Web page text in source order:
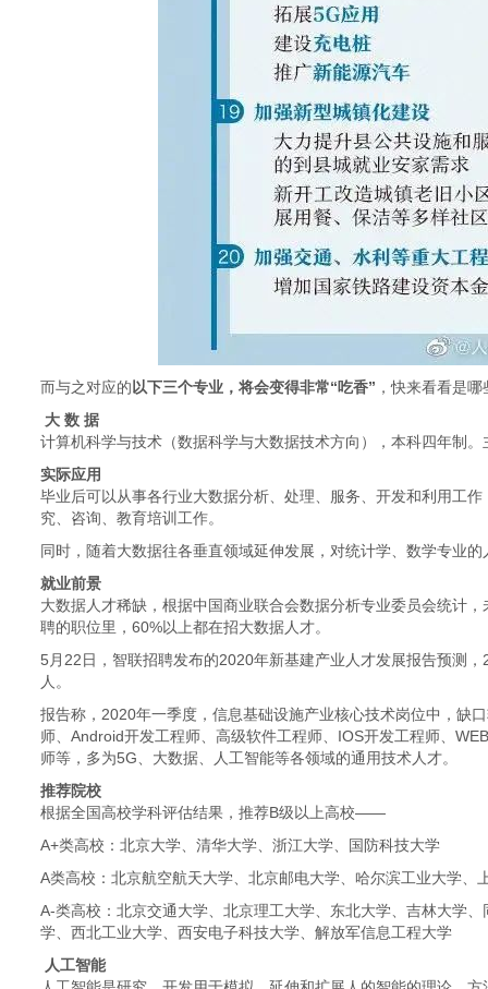
而与之对应的 以下三个专业，将会变得非常“吃香” ，快来看看是哪
大 数 据
计算机科学与技术（数据科学与大数据技术方向），本科四年制
实际应用
毕业后可以从事各行业大数据分析、处理、服务、开发和利用工
究、咨询、教育培训工作。
同时，随着大数据往各垂直领域延伸发展，对统计学、数学专业
就业前景
大数据人才稀缺，根据中国商业联合会数据分析专业委员会统计
聘的职位里，60%以上都在招大数据人才。
5月22日，智联招聘发布的2020年新基建产业人才发展报告预测
人。
报告称，2020年一季度，信息基础设施产业核心技术岗位中，缺
师、Android开发工程师、高级软件工程师、IOS开发工程师、
师等，多为5G、大数据、人工智能等各领域的通用技术人才。
推荐院校
根据全国高校学科评估结果，推荐B级以上高校——
A+类高校：北京大学、清华大学、浙江大学、国防科技大学
A类高校：北京航空航天大学、北京邮电大学、哈尔滨工业大学
A-类高校：北京交通大学、北京理工大学、东北大学、吉林大学
学、西北工业大学、西安电子科技大学、解放军信息工程大学
人工智能